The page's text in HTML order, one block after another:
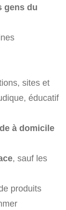
gens du
sites et
éducatif
à domicile
, sauf les
produits